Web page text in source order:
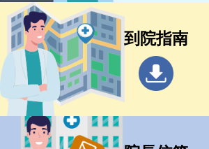
到院指南